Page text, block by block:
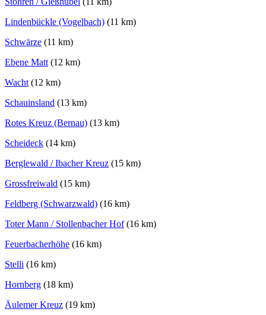
Lindenbückle (Vogelbach) (11 km)
Schwärze (11 km)
Ebene Matt(12 km)
Wacht(12 km)
Schauinsland (13 km)
Rotes Kreuz (Bernau) (13 km)
Scheideck (14 km)
Berglewald / Ibacher Kreuz (15 km)
Grossfreiwald (15 km)
Feldberg (Schwarzwald) (16 km)
Toter Mann / Stollenbacher Hof(16 km)
Feuerbacherhöhe (16 km)
Stelli (16 km)
Hornberg (18 km)
Äulemer Kreuz (19 km)